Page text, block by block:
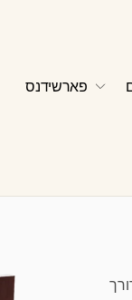
פארשידנס